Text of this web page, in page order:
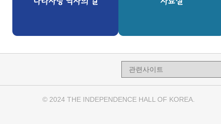
© 2024 THE INDEPENDENCE HALL OF KOREA.